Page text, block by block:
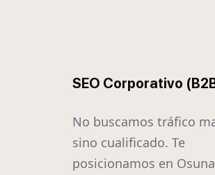
SEO Corporativo
No buscamos tráfico
sino cualificado. Te
posicionamos en